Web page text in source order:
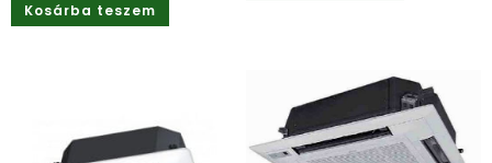
Kosárba teszem